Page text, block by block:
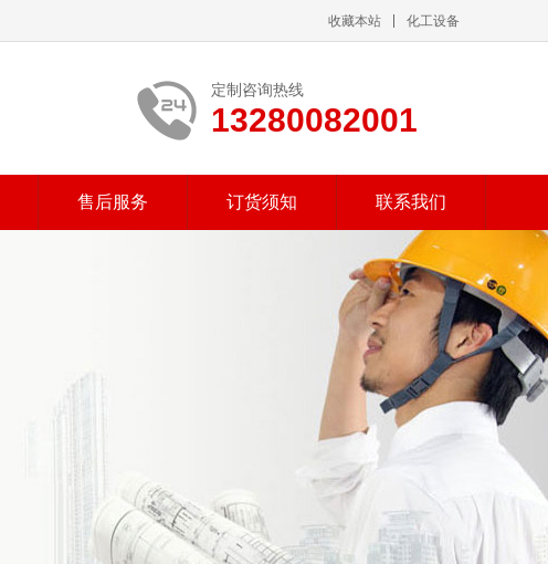
收藏本站 化工设备
定制咨询热线
13280082001
售后服务 订货须知 联系我们